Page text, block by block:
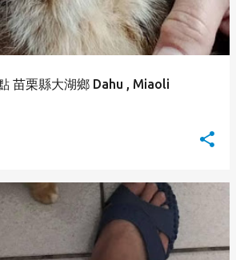
苗栗縣大湖鄉 Dahu , Miaoli